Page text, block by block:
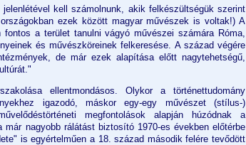
kell számolnunk, akik felkészültségük szerint
ezek között magyar művészek is voltak!) A
a terület tanulni vágyó művészei számára Róma,
és művészköreinek felkeresése. A század végére
de már ezek alapítása előtt nagytehetségű,
ellentmondásos. Olykor a történettudomány
igazodó, máskor egy-egy művészet (stílus-)
megfontolások alapján húzódnak a
már nagyobb rálátást biztosító 1970-es években előtérbe
is egyértelműen a 18. század második felére tevődött